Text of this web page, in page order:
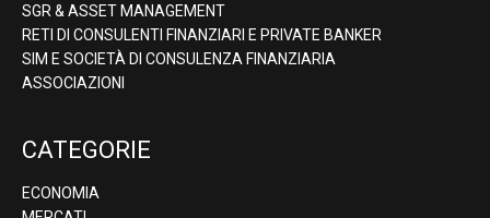
SGR & ASSET MANAGEMENT
RETI DI CONSULENTI FINANZIARI E PRIVATE BANKER
SIM E SOCIETÀ DI CONSULENZA FINANZIARIA
ASSOCIAZIONI
CATEGORIE
ECONOMIA